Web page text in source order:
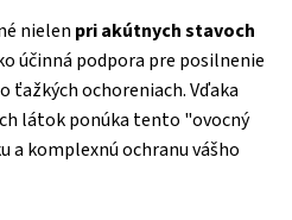
nielen pri akútnych stavoch
účinná podpora pre posilnenie
ochoreniach. Vďaka
látok ponúka tento "ovocný
a komplexnú ochranu vášho